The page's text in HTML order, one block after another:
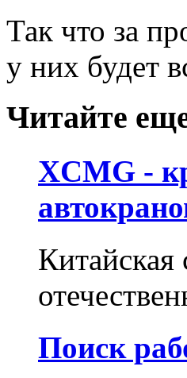
Так что за
у них будет
Читайте
XCMG -
Китайская
Поиск